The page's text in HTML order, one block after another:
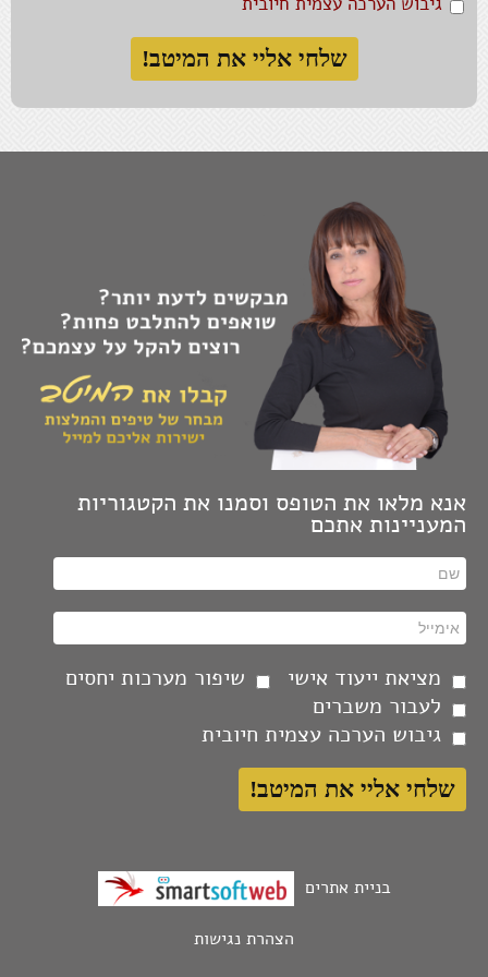
המזל הטוב נתון להשפעה, כך גם לגבי חוסר מזל.
נאמנות למקור ואותנטיות הכרחיות בעיקר כאשר צריך
להציג את המקור מידי יום.
בבסיסה של הגמישות המחשבתית עומדת חיבה גדולה
טוב-לב זו הדרך שלי להגדיר את כוחי.
רשת בטחון מספקת תחושת ביטחון, לא בטחון.
האומץ לקחת צעד אחורה ולהביט על התמונה מרחוק,
יכול לקרב.
הכול או לא כלום, הפסד של מקום טוב באמצע.
היכולת שלך לומר "לא" כמו זכויות יוצרים, אין להפר
אותן ללא רשותך.
התעלמות מאחרים גובה מחיר גבוה יותר מההתמודדות
איתם.
יצירתיות זו תוצאה של אין סוף עבודה, השקעה ומאמץ.
בחירות קיימות רק במידה ויוצרים מספר אופציות.
כלום לא מעכב יותר מאשר עקבות העבר.
מעורבות זה כל מה שנדרש כדי שאחרים יתערו בחיי.
סיפוק אישי איננו יודע את הדרך, הוא צריך הכוונה.
כל הזכויות שמורות לי. צריך לקוות שמפרי הזכויות
אנא מלאו את הטופס וסמנו את הקטגוריות
המעניינות אתכם
מציאת ייעוד אישי
שיפור מערכות יחסים
לעבור משברים
גיבוש הערכה עצמית חיובית
בניית אתרים
הצהרת נגישות